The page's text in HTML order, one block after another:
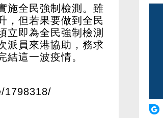
施全民強制檢測。雖
，但若果要做到全民
立即為全民強制檢測
派員來港協助，務求
這一波疫情。
1798318/